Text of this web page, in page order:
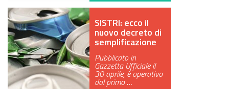
SISTRI: ecco il
nuovo decreto di
semplificazione
Pubblicato in
Gazzetta Ufficiale il
30 aprile, è operativo
dal primo …